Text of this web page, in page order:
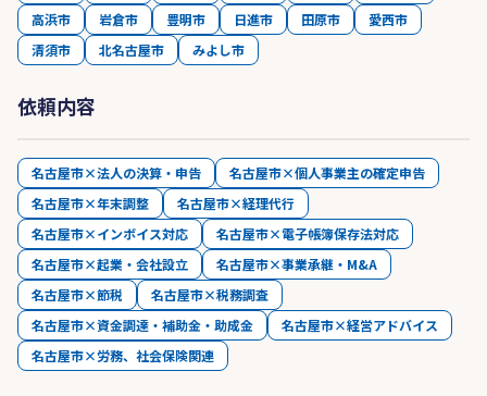
高浜市
岩倉市 豊明市 日進市 田原市
愛西市
清須市
北名古屋市 みよし市
依頼内容
名古屋市×法人の決算・申告
名古屋市×個人事業主の確定申告
名古屋市×年末調整
名古屋市×経理代行
名古屋市×インボイス対応
名古屋市×電子帳簿保存法対応
名古屋市×起業・会社設立
名古屋市×事業承継・M&A
名古屋市×節税
名古屋市×税務調査
名古屋市×資金調達・補助金・助成金
名古屋市×経営アドバイス
名古屋市×労務、社会保険関連